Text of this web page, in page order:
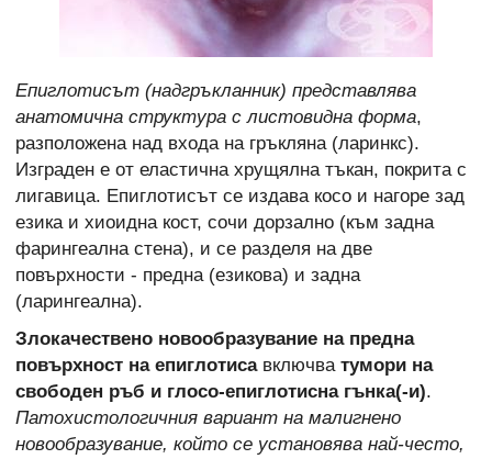
Епиглотисът (надгръкланник) представлява
анатомична структура с листовидна форма,
разположена над входа на гръкляна (ларинкс).
Изграден е от еластична хрущялна тъкан, покрита с
лигавица. Епиглотисът се издава косо и нагоре зад
езика и хиоидна кост, сочи дорзално (към задна
фарингеална стена), и се разделя на две
повърхности - предна (езикова) и задна
(ларингеална).
Злокачествено новообразувание на предна
повърхност на епиглотисавключва тумори на
свободен ръб и глосо-епиглотисна гънка(-и).
Патохистологичния вариант на малигнено
новообразувание, който се установява най-често,